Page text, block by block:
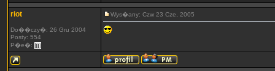
riot
Do��czy�: 26 Gru 2004
Posty: 554
P�e�:
Wys�any: Czw 23 Cze, 2005